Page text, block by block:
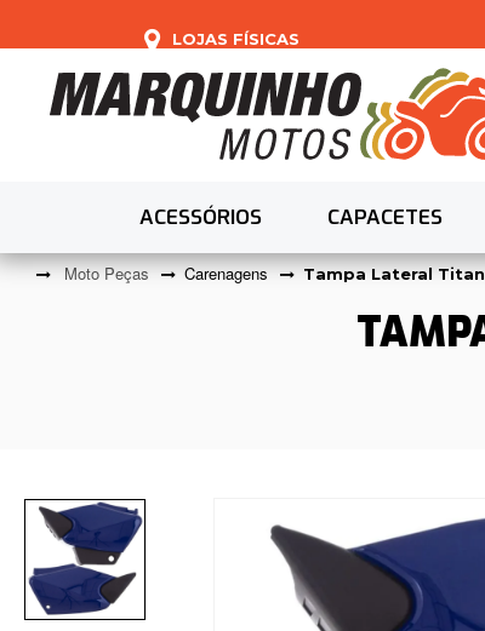
LOJAS FÍSICAS
ACESSÓRIOS CAPACETES
Moto Peças Carenagens Tampa Lateral